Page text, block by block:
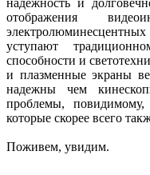
отображения
уступают
способности и
и плазменные экраны
надежны чем
проблемы,
которые скорее всего
Поживем, увидим.